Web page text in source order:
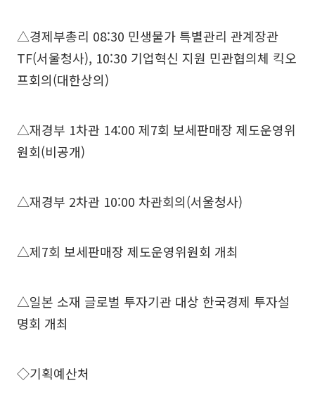
△경제부총리 08:30 민생물가 특별관리 관계장관
TF(서울청사), 10:30 기업혁신 지원 민관협의체 킥오
프회의(대한상의)
△재경부 1차관 14:00 제7회 보세판매장 제도운영위
원회(비공개)
△재경부 2차관 10:00 차관회의(서울청사)
△제7회 보세판매장 제도운영위원회 개최
△일본 소재 글로벌 투자기관 대상 한국경제 투자설
명회 개최
◇기획예산처